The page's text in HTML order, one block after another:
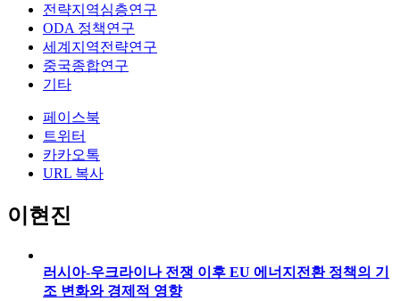
전략지역심층연구
ODA 정책연구
세계지역전략연구
중국종합연구
기타
페이스북
트위터
카카오톡
URL 복사
이현진
러시아-우크라이나 전쟁 이후 EU 에너지전환 정책의 기
조 변화와 경제적 영향